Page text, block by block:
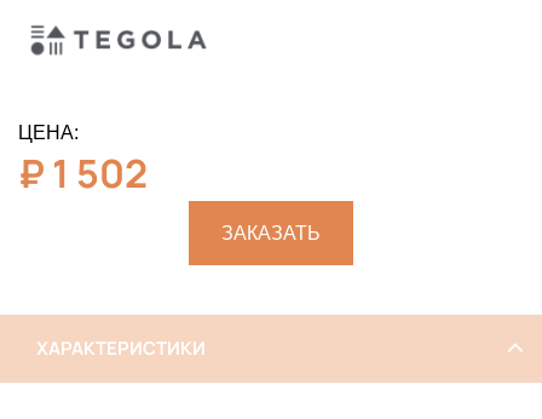
ЦЕНА:
₽ 1 502
ЗАКАЗАТЬ
ХАРАКТЕРИСТИКИ